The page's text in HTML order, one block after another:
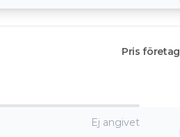
Pris företag
Ej angivet